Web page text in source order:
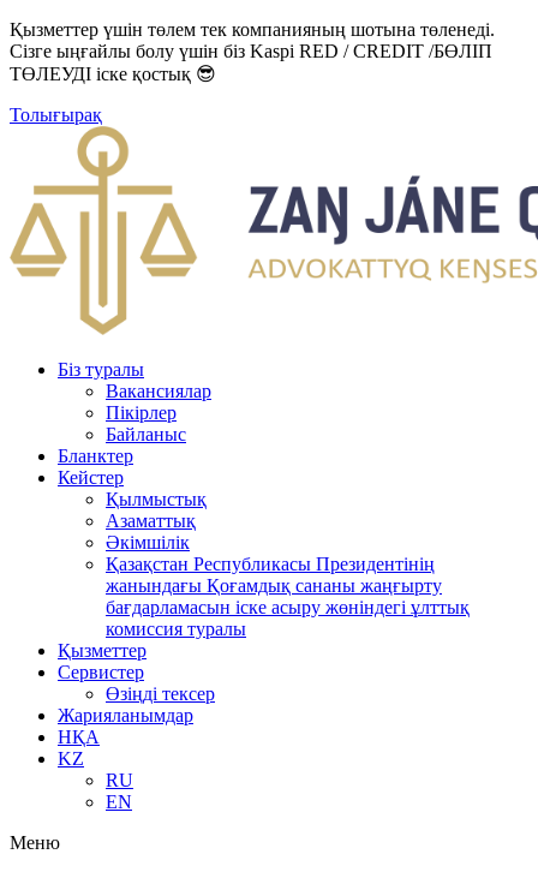
Қызметтер үшін төлем тек компанияның шотына төленеді.
Сізге ыңғайлы болу үшін біз Kaspi RED / CREDIT /БӨЛІП
ТӨЛЕУДІ іске қостық 😎
Толығырақ
Біз туралы
Вакансиялар
Пікірлер
Байланыс
Бланктер
Кейстер
Қылмыстық
Азаматтық
Әкімшілік
Қазақстан Республикасы Президентінің
жанындағы Қоғамдық сананы жаңғырту
бағдарламасын іске асыру жөніндегі ұлттық
комиссия туралы
Қызметтер
Сервистер
Өзіңді тексер
Жарияланымдар
НҚА
KZ
RU
EN
Меню